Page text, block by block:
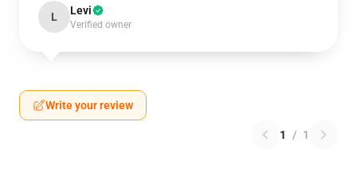
L Levi
Verified owner
Write your review
1 / 1